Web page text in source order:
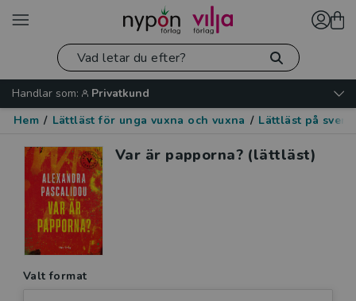
Handlar som:
Privatkund
Hem / Lättläst för unga vuxna och vuxna / Lättläst på
Var är papporna? (lättläst)
Valt format